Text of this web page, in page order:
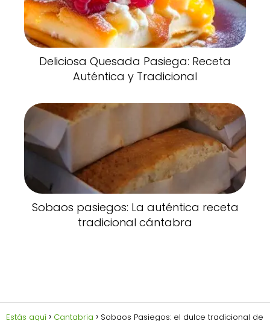
Deliciosa Quesada Pasiega: Receta
Auténtica y Tradicional
Sobaos pasiegos: La auténtica receta
tradicional cántabra
Estás aquí Cantabria Sobaos Pasiegos: el dulce tradicional de